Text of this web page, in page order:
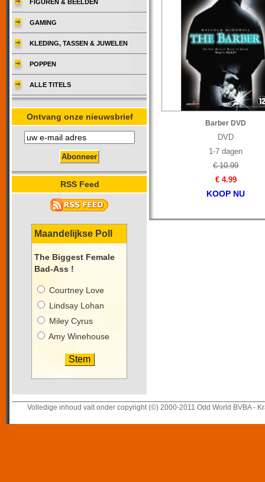
Barber DVD
DVD
1-7 dagen
€ 10.99
€ 4.99
KOOP NU
FIGUREN & BEELDEN
GAMING
KLEDING, TASSEN & JUWELEN
POPPEN
ALLE TITELS
Ontvang onze nieuwsbrief
RSS Feed
Maandelijkse Poll
The Biggest Female
Bad-Ass !
Courtney Love
Lindsay Lohan
Miley Cyrus
Amy Winehouse
Volledige inhoud valt onder copyright (©) 2000-2011 Odd World BVBA -